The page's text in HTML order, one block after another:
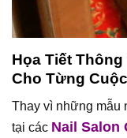
Họa Tiết
Cho Từng
Thay vì những mẫu
tại các Nail Salon